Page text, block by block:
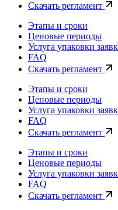
Скачать регламент
Этапы и сроки
Ценовые периоды
Услуга упаковки
FAQ
Скачать регламент
Этапы и сроки
Ценовые периоды
Услуга упаковки
FAQ
Скачать регламент
Этапы и сроки
Ценовые периоды
Услуга упаковки
FAQ
Скачать регламент